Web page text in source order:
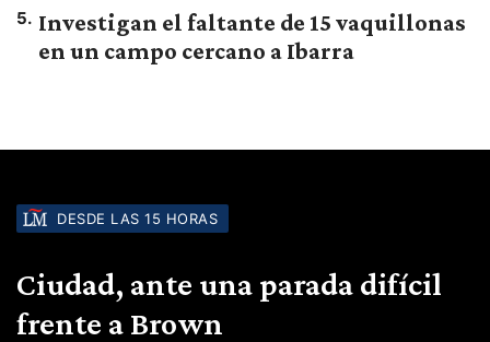
5. Investigan el faltante de 15 vaquillonas
en un campo cercano a Ibarra
DESDE LAS 15 HORAS
Ciudad, ante una parada difícil
frente a Brown